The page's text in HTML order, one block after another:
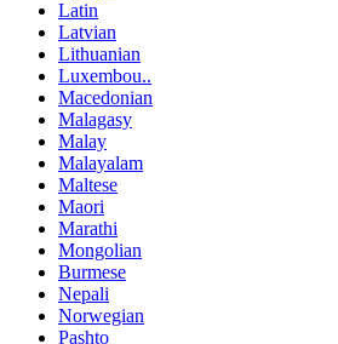
Latin
Latvian
Lithuanian
Luxembou..
Macedonian
Malagasy
Malay
Malayalam
Maltese
Maori
Marathi
Mongolian
Burmese
Nepali
Norwegian
Pashto